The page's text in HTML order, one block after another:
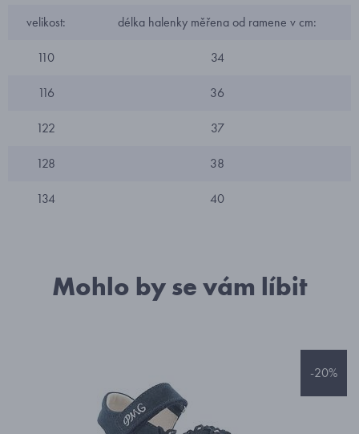
velikost: délka halenky měřena od ramene v cm:
110 34
116 36
122 37
128 38
134 40
Mohlo by se vám líbit
-20%